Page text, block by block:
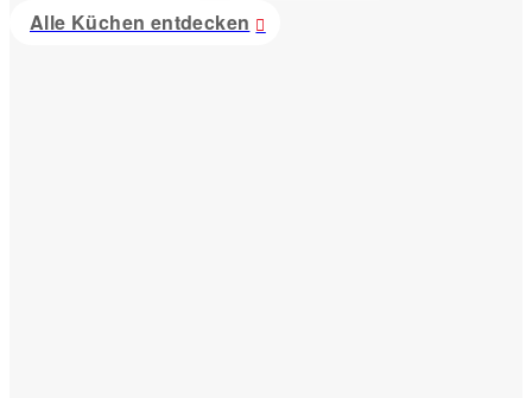
Alle Küchen entdecken